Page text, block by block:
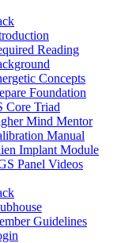
Reading
Concepts
Foundation
Core Triad
Mind Mentor
Manual
Implant Module
Panel Videos
Guidelines